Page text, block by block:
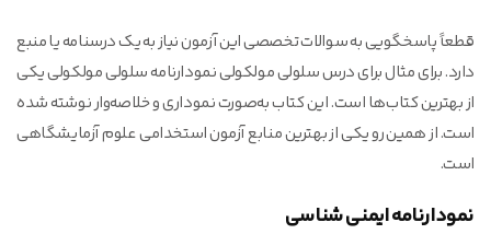
قطعاً پاسخگویی به سوالات تخصصی این آزمون نیاز به یک درسنامه یا منبع
دارد. برای مثال برای درس سلولی مولکولی نمودارنامه سلولی مولکولی یکی
از بهترین کتاب‌ها است. این کتاب به‌صورت نموداری و خلاصه‌وار نوشته شده
است. از همین رو یکی از بهترین منابع آزمون استخدامی علوم آزمایشگاهی
است.
نمودارنامه ایمنی شناسی